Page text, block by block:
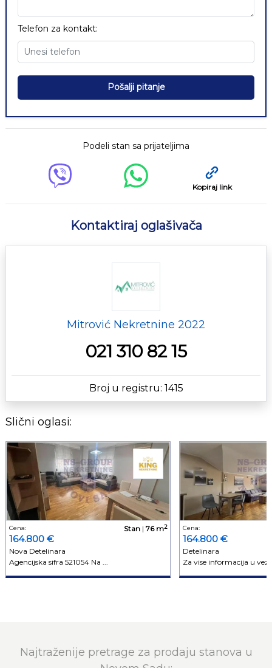
Telefon za kontakt:
Pošalji pitanje
Podeli stan sa prijateljima
Kopiraj link
Kontaktiraj oglašivača
Mitrović Nekretnine 2022
021 310 82 15
Broj u registru: 1415
Slični oglasi:
Cena:
164.800 €
Stan| 76 m2
Nova Detelinara
Agencijska sifra 521054 Na ...
Cena:
164.800 €
Detelinara
Za vise informacija u vezi
Najtraženije pretrage za prodaju stanova u